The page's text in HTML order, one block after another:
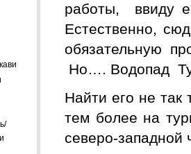
работы, ввиду
Естественно,
обязательную
Но…. Водопад
Найти его не так
тем более на
северо-западной